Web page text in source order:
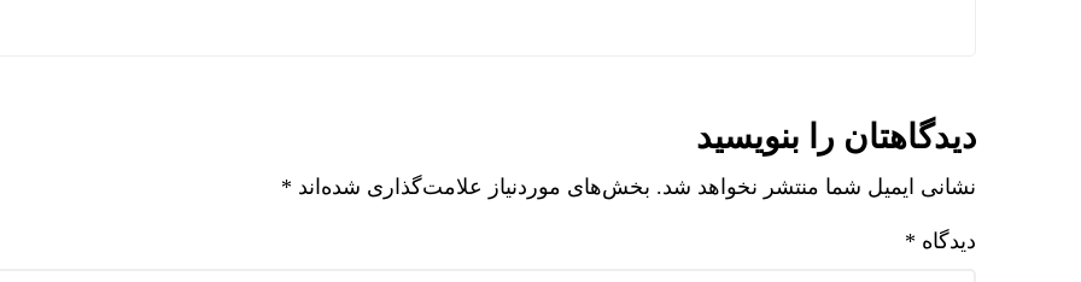
دیدگاهتان را بنویسید
نشانی ایمیل شما منتشر نخواهد شد. بخش‌های موردنیاز علامت‌گذاری شده‌اند *
دیدگاه *